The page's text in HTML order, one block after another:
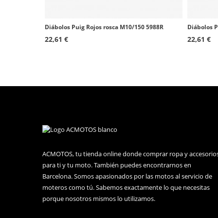
Honda CBR1000RR Fireblade
Honda CBR1100XX Blackbird
Honda VFR800
Honda VTR1000 SP-1
Honda VTR1000 SP-2
Suzuki SV1000
Diábolos Puig Rojos rosca M10/150 5988R
22,61 €
Diábolos
22,61 €
ACMOTOS, tu tienda online donde comprar ropa y
para ti y tu moto. También puedes encontrarnos en
Barcelona. Somos apasionados por las motos al servicio de
moteros como tú. Sabemos exactamente lo que necesitas
porque nosotros mismos lo utilizamos.